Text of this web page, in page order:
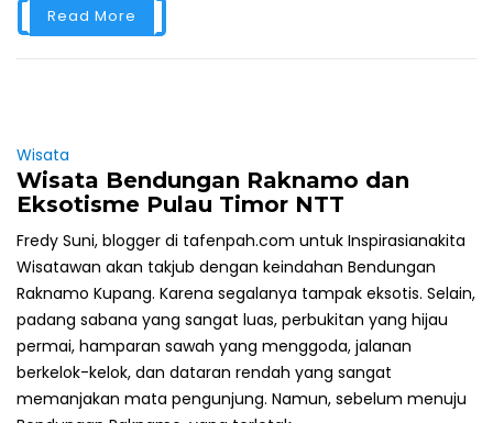
Read More
Wisata
Wisata Bendungan Raknamo dan
Eksotisme Pulau Timor NTT
Fredy Suni, blogger di tafenpah.com untuk Inspirasianakita
Wisatawan akan takjub dengan keindahan Bendungan
Raknamo Kupang. Karena segalanya tampak eksotis. Selain,
padang sabana yang sangat luas, perbukitan yang hijau
permai, hamparan sawah yang menggoda, jalanan
berkelok-kelok, dan dataran rendah yang sangat
memanjakan mata pengunjung. Namun, sebelum menuju